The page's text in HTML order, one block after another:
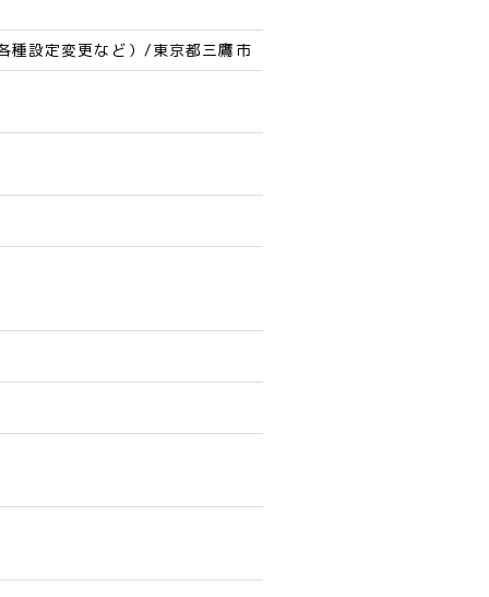
種設定変更など）/東京都三鷹市